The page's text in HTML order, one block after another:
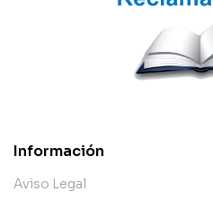
Información
Aviso Legal